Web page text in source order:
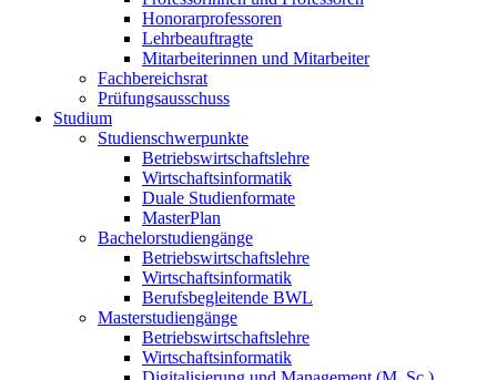
Honorarprofessoren
Lehrbeauftragte
Mitarbeiterinnen und Mitarbeiter
Fachbereichsrat
Prüfungsausschuss
Studium
Studienschwerpunkte
Betriebswirtschaftslehre
Wirtschaftsinformatik
Duale Studienformate
MasterPlan
Bachelorstudiengänge
Betriebswirtschaftslehre
Wirtschaftsinformatik
Berufsbegleitende BWL
Masterstudiengänge
Betriebswirtschaftslehre
Wirtschaftsinformatik